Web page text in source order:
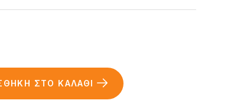
ΣΤΟ ΚΑΛΆΘΙ